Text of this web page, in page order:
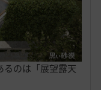
るのは「展望露天